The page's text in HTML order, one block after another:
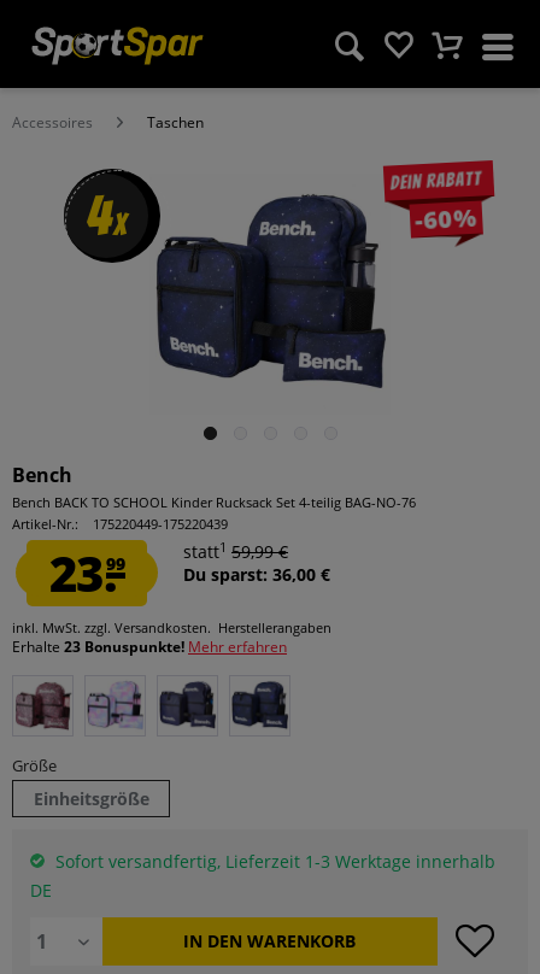
Accessoires Taschen
Dein Rabatt
-60%
4x
Bench
Bench BACK TO SCHOOL Kinder Rucksack Set 4-teilig BAG-NO-76
Artikel-Nr.:
175220449-175220439
23.99
statt1 59,99 €
Du sparst: 36,00 €
inkl. MwSt. zzgl. Versandkosten. Herstellerangaben
Erhalte 23 Bonuspunkte! Mehr erfahren
Größe
Einheitsgröße
Sofort versandfertig, Lieferzeit 1-3 Werktage innerhalb
DE
IN DEN WARENKORB